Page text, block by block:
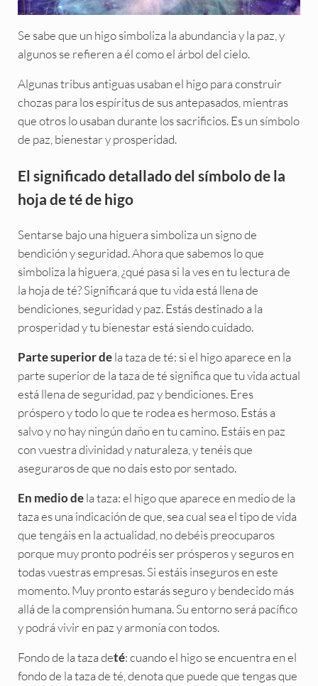
Se sabe que un higo simboliza la abundancia y la paz, y
algunos se refieren a él como el árbol del cielo.
Algunas tribus antiguas usaban el higo para construir
chozas para los espíritus de sus antepasados, mientras
que otros lo usaban durante los sacrificios. Es un símbolo
de paz, bienestar y prosperidad.
El significado detallado del símbolo de la
hoja de té de higo
Sentarse bajo una higuera simboliza un signo de
bendición y seguridad. Ahora que sabemos lo que
simboliza la higuera, ¿qué pasa si la ves en tu lectura de
la hoja de té? Significará que tu vida está llena de
bendiciones, seguridad y paz. Estás destinado a la
prosperidad y tu bienestar está siendo cuidado.
Parte superior dela taza de té: si el higo aparece en la
parte superior de la taza de té significa que tu vida actual
está llena de seguridad, paz y bendiciones. Eres
próspero y todo lo que te rodea es hermoso. Estás a
salvo y no hay ningún daño en tu camino. Estáis en paz
con vuestra divinidad y naturaleza, y tenéis que
aseguraros de que no dais esto por sentado.
En medio dela taza: el higo que aparece en medio de la
taza es una indicación de que, sea cual sea el tipo de vida
que tengáis en la actualidad, no debéis preocuparos
porque muy pronto podréis ser prósperos y seguros en
todas vuestras empresas. Si estáis inseguros en este
momento. Muy pronto estarás seguro y bendecido más
allá de la comprensión humana. Su entorno será pacífico
y podrá vivir en paz y armonía con todos.
Fondo de la taza deté: cuando el higo se encuentra en el
fondo de la taza de té, denota que puede que tengas que